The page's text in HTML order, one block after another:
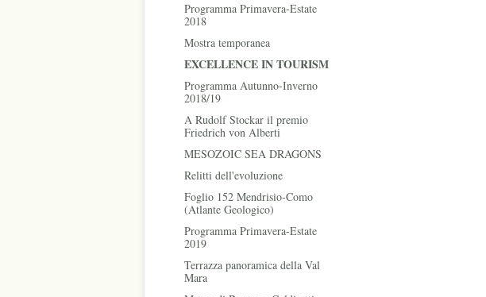
Programma Primavera-Estate
2018
Mostra temporanea
EXCELLENCE IN TOURISM
Programma Autunno-Inverno
2018/19
A Rudolf Stockar il premio
Friedrich von Alberti
MESOZOIC SEA DRAGONS
Relitti dell'evoluzione
Foglio 152 Mendrisio-Como
(Atlante Geologico)
Programma Primavera-Estate
2019
Terrazza panoramica della Val
Mara